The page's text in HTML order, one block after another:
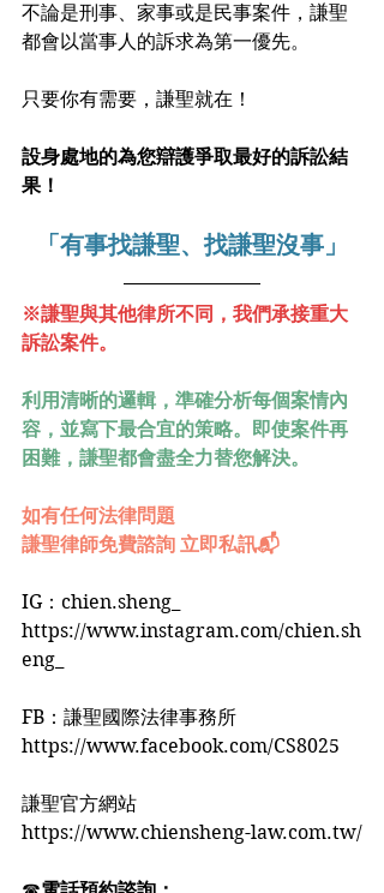
不論是刑事、家事或是民事案件，謙聖
都會以當事人的訴求為第一優先。
只要你有需要，謙聖就在！
設身處地的為您辯護爭取最好的訴訟結
果！
「有事找謙聖、找謙聖沒事」
※謙聖與其他律所不同，我們承接重大
訴訟案件。
利用清晰的邏輯，準確分析每個案情內
容，並寫下最合宜的策略。即使案件再
困難，謙聖都會盡全力替您解決。
如有任何法律問題
謙聖律師免費諮詢 立即私訊📬
IG：chien.sheng_
https://www.instagram.com/chien.sh
eng_
FB：謙聖國際法律事務所
https://www.facebook.com/CS8025
謙聖官方網站
https://www.chiensheng-law.com.tw/